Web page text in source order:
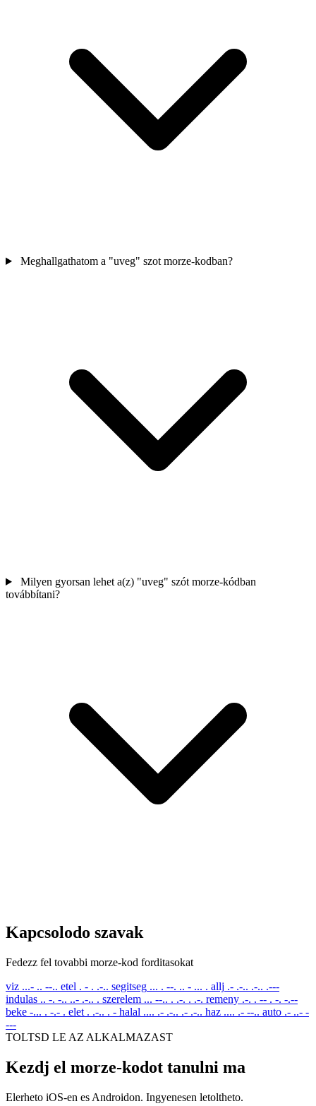
Meghallgathatom a "uveg" szot morze-kodban?
Milyen gyorsan lehet a(z) "uveg" szót morze-kódban
továbbítani?
Kapcsolodo szavak
Fedezz fel tovabbi morze-kod forditasokat
viz ...- .. --.. etel . - . .-.. segitseg ... . --. .. - ... . allj .- .-.. .-.. .---
indulas .. -. -.. ..- .-.. . szerelem ... --.. . .-. . .-. remeny .-. . -- . -. -.--
beke -... . -.- . elet . .-.. . - halal .... .- .-.. .- .-.. haz .... .- --.. auto .- ..- -
---
TOLTSD LE AZ ALKALMAZAST
Kezdj el morze-kodot tanulni ma
Elerheto iOS-en es Androidon. Ingyenesen letoltheto.